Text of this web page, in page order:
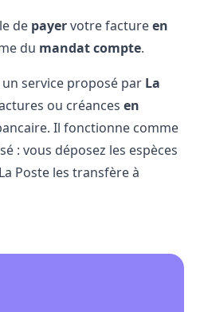
de payervotre factureen
du mandat compte.
un service proposé par La
ou créances en
Il fonctionne comme
: vous déposez les espèces
Poste les transfère à